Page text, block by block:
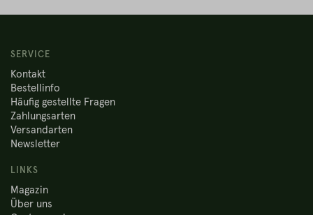
SERVICE
Kontakt
Bestellinfo
Häufig gestellte Fragen
Zahlungsarten
Versandarten
Newsletter
LINKS
Magazin
Über uns